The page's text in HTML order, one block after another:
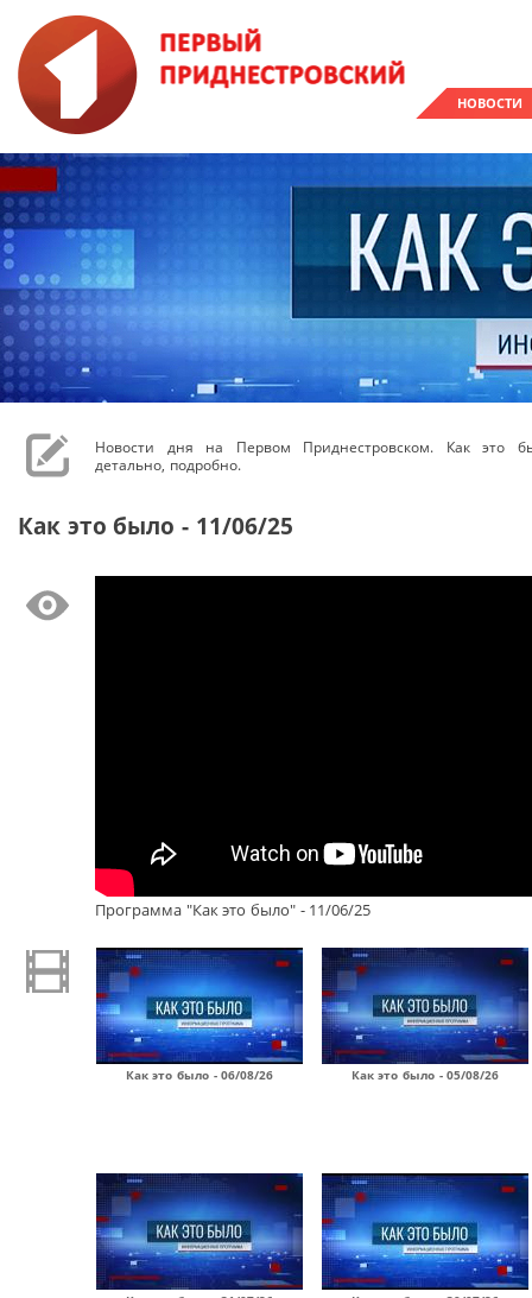
НОВОСТИ
Новости дня на Первом Приднестровском. Как это
детально, подробно.
Как это было - 11/06/25
Программа "Как это было" - 11/06/25
Как это было - 06/08/26 Как это было - 05/08/26